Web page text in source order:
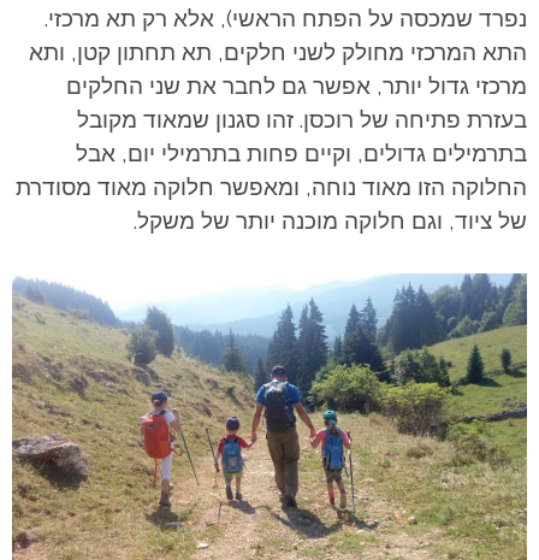
נפרד שמכסה על הפתח הראשי), אלא רק תא מרכזי.
התא המרכזי מחולק לשני חלקים, תא תחתון קטן, ותא
מרכזי גדול יותר, אפשר גם לחבר את שני החלקים
בעזרת פתיחה של רוכסן. זהו סגנון שמאוד מקובל
בתרמילים גדולים, וקיים פחות בתרמילי יום, אבל
החלוקה הזו מאוד נוחה, ומאפשר חלוקה מאוד מסודרת
של ציוד, וגם חלוקה מוכנה יותר של משקל.